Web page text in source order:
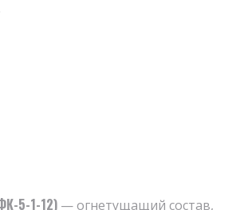
5-1-12) — огнетущащий состав,